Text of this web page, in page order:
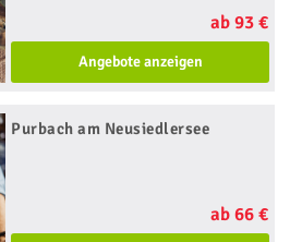
ab 93 €
Angebote anzeigen
Purbach am Neusiedlersee
ab 66 €